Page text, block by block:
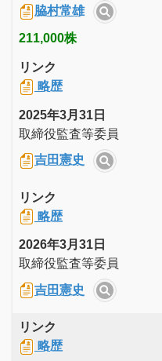
脇村常雄
211,000株
リンク
略歴
2025年3月31日
取締役監査等委員
吉田憲史
リンク
略歴
2026年3月31日
取締役監査等委員
吉田憲史
リンク
略歴